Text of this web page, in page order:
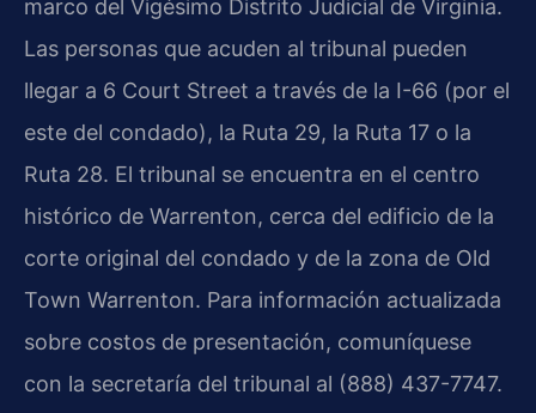
marco del Vigésimo Distrito Judicial de Virginia.
Las personas que acuden al tribunal pueden
llegar a 6 Court Street a través de la I-66 (por el
este del condado), la Ruta 29, la Ruta 17 o la
Ruta 28. El tribunal se encuentra en el centro
histórico de Warrenton, cerca del edificio de la
corte original del condado y de la zona de Old
Town Warrenton. Para información actualizada
sobre costos de presentación, comuníquese
con la secretaría del tribunal al (888) 437-7747.